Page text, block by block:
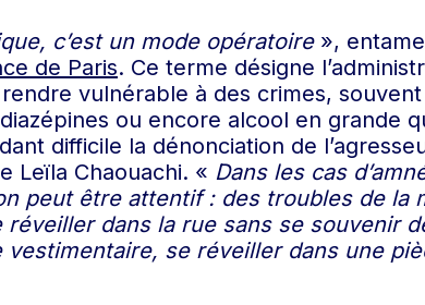
c’est un mode opératoire», entame
de Paris. Ce terme désigne
vulnérable à des crimes,
ou encore alcool en grande
difficile la dénonciation de
Leïla Chaouachi. « Dans les cas
peut être attentif : des troubles de la
dans la rue sans se souvenir
se réveiller dans une